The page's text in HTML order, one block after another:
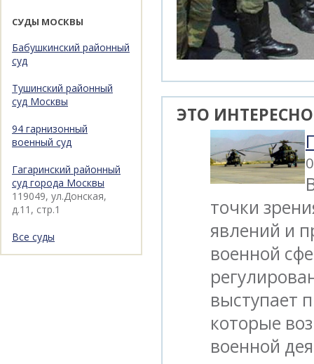
ЭТО ИНТЕРЕСНО
точки
явлений и
военной
выступает
которые
военной
СУДЫ МОСКВЫ
Бабушкинский районный
суд
Тушинский районный
суд Москвы
94 гарнизонный
военный суд
Гагаринский районный
суд города Москвы
119049, ул.Донская,
д.11, стр.1
Все суды